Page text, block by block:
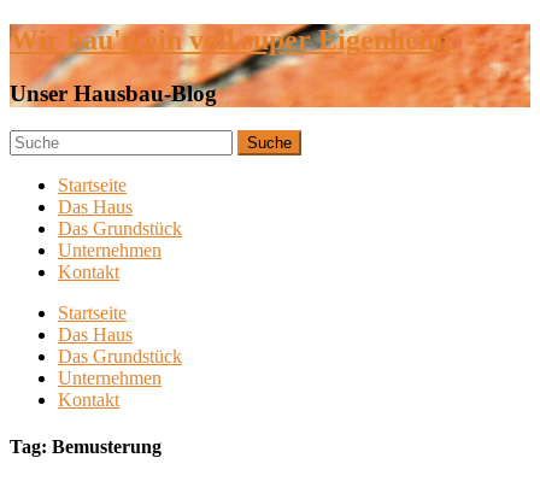
Wir bau'n ein voll super Eigenheim
Unser Hausbau-Blog
Startseite
Das Haus
Das Grundstück
Unternehmen
Kontakt
Startseite
Das Haus
Das Grundstück
Unternehmen
Kontakt
Tag: Bemusterung